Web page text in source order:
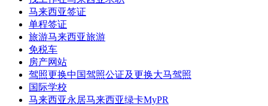
马来西亚签证
单程签证
旅游马来西亚旅游
免税车
房产网站
驾照更换中国驾照公证及更换大马驾照
国际学校
马来西亚永居马来西亚绿卡MyPR